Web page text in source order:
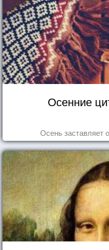
Осенние
Осень заставляет